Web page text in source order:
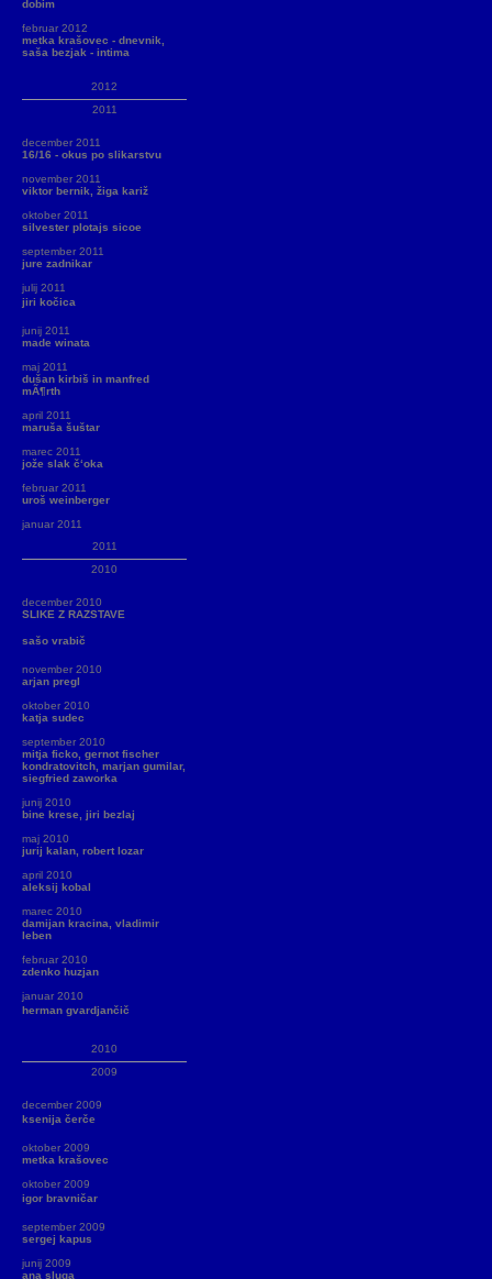
dobim
februar 2012
metka krašovec - dnevnik,
saša bezjak - intima
2012
2011
december 2011
16/16 - okus po slikarstvu
november 2011
viktor bernik, žiga kariž
oktober 2011
silvester plotajs sicoe
september 2011
jure zadnikar
julij 2011
jiri kočica
junij 2011
made winata
maj 2011
dušan kirbiš in manfred
mÃ¶rth
april 2011
maruša šuštar
marec 2011
jože slak č‘oka
februar 2011
uroš weinberger
januar 2011
2011
2010
december 2010
SLIKE Z RAZSTAVE
sašo vrabič
november 2010
arjan pregl
oktober 2010
katja sudec
september 2010
mitja ficko, gernot fischer
kondratovitch, marjan gumilar,
siegfried zaworka
junij 2010
bine krese, jiri bezlaj
maj 2010
jurij kalan, robert lozar
april 2010
aleksij kobal
marec 2010
damijan kracina, vladimir
leben
februar 2010
zdenko huzjan
januar 2010
herman gvardjančič
2010
2009
december 2009
ksenija čerče
oktober 2009
metka krašovec
oktober 2009
igor bravničar
september 2009
sergej kapus
junij 2009
ana sluga